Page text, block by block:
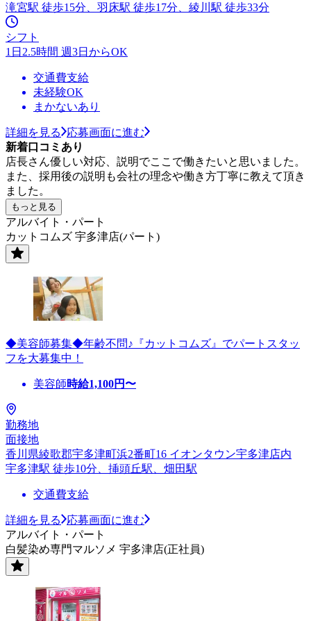
滝宮駅 徒歩15分、羽床駅 徒歩17分、綾川駅 徒歩33分
シフト
1日2.5時間 週3日からOK
交通費支給
未経験OK
まかないあり
詳細を見る
応募画面に進む
新着口コミあり
店長さん優しい対応、説明でここで働きたいと思いました。
また、採用後の説明も会社の理念や働き方丁寧に教えて頂き
ました。
もっと見る
アルバイト・パート
カットコムズ 宇多津店(パート)
◆美容師募集◆年齢不問♪『カットコムズ』でパートスタッ
フを大募集中！
美容師時給1,100円〜
勤務地
面接地
香川県綾歌郡宇多津町浜2番町16 イオンタウン宇多津店内
宇多津駅 徒歩10分、挿頭丘駅、畑田駅
交通費支給
詳細を見る
応募画面に進む
アルバイト・パート
白髪染め専門マルソメ 宇多津店(正社員)